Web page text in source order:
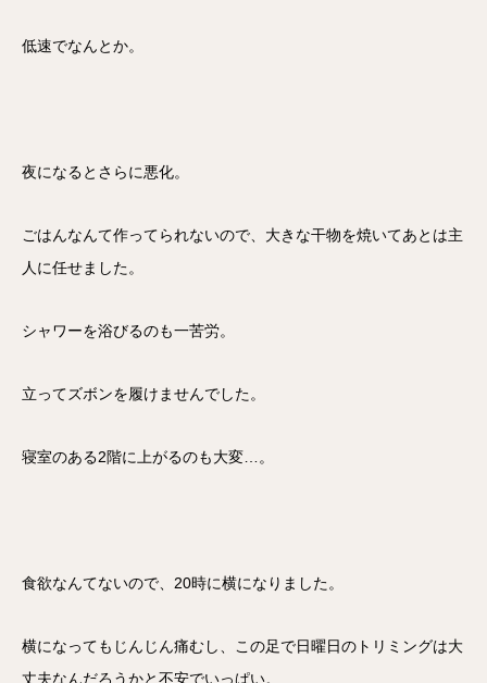
低速でなんとか。
夜になるとさらに悪化。
ごはんなんて作ってられないので、大きな干物を焼いてあとは主
人に任せました。
シャワーを浴びるのも一苦労。
立ってズボンを履けませんでした。
寝室のある2階に上がるのも大変…。
食欲なんてないので、20時に横になりました。
横になってもじんじん痛むし、この足で日曜日のトリミングは大
丈夫なんだろうかと不安でいっぱい。